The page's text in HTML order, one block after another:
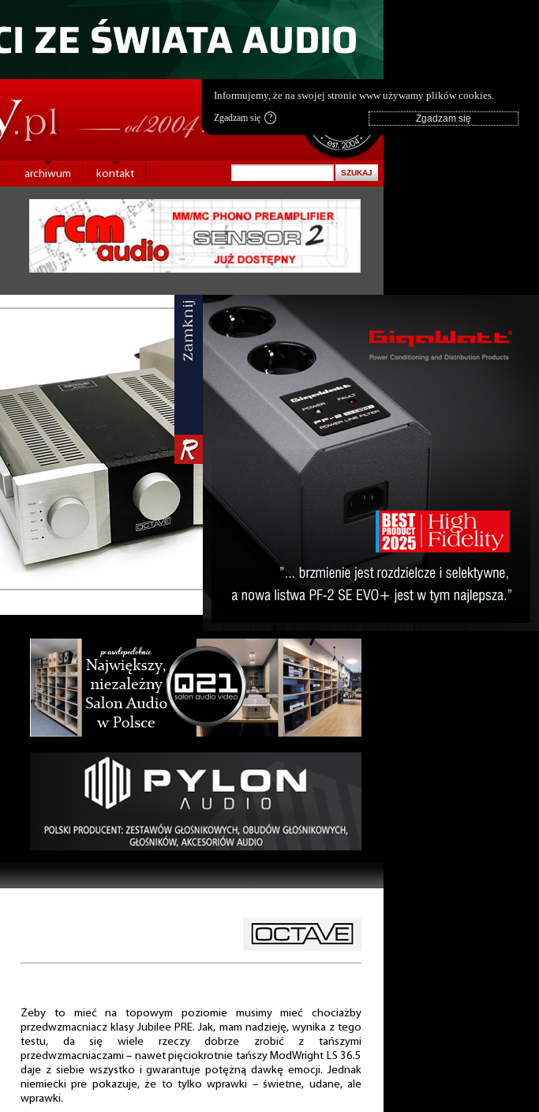
archiwum kontakt
Żeby to mieć na topowym poziomie musimy mieć chociażby
przedwzmacniacz klasy Jubilee PRE. Jak, mam nadzieję, wynika z tego
testu, da się wiele rzeczy dobrze zrobić z tańszymi
przedwzmacniaczami – nawet pięciokrotnie tańszy ModWright LS 36.5
daje z siebie wszystko i gwarantuje potężną dawkę emocji. Jednak
niemiecki pre pokazuje, że to tylko wprawki – świetne, udane, ale
wprawki.
Informujemy, że na swojej stronie www używamy plików cookies.
Zgadzam się ?